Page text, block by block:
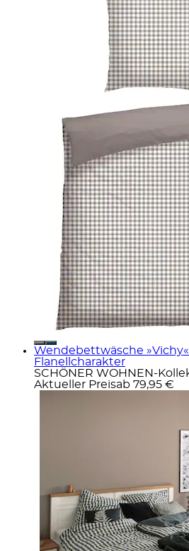
Wendebettwäsche
Flanellcharakter
SCHÖNER WOHNEN-
Aktueller Preisab 79,95 €